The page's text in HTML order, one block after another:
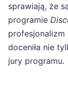
sprawiają, że
programie
doceniła nie
jury programu.